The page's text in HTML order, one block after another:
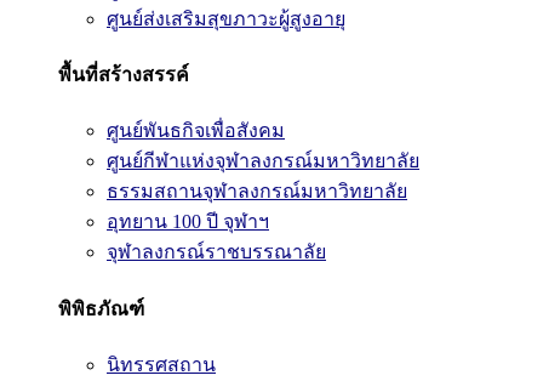
ศูนย์ส่งเสริมสุขภาวะผู้สูงอายุ
พื้นที่สร้างสรรค์
ศูนย์พันธกิจเพื่อสังคม
ศูนย์กีฬาแห่งจุฬาลงกรณ์มหาวิทยาลัย
ธรรมสถานจุฬาลงกรณ์มหาวิทยาลัย
อุทยาน 100 ปี จุฬาฯ
จุฬาลงกรณ์ราชบรรณาลัย
พิพิธภัณฑ์
นิทรรศสถาน